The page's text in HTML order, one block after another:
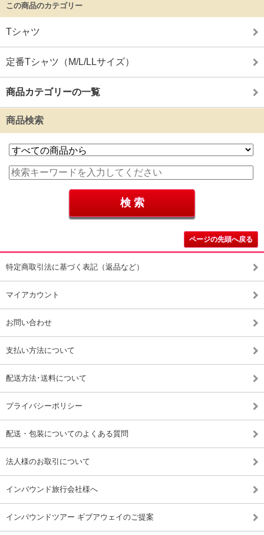
この商品のカテゴリー
Tシャツ
定番Tシャツ（M/L/LLサイズ）
商品カテゴリーの一覧
商品検索
ページの先頭へ戻る
特定商取引法に基づく表記（返品など）
マイアカウント
お問い合わせ
支払い方法について
配送方法･送料について
プライバシーポリシー
配送・包装についてのよくある質問
法人様のお取引について
インバウンド旅行会社様へ
インバウンドツアー ギブアウェイのご提案